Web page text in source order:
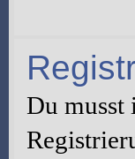
Du musst